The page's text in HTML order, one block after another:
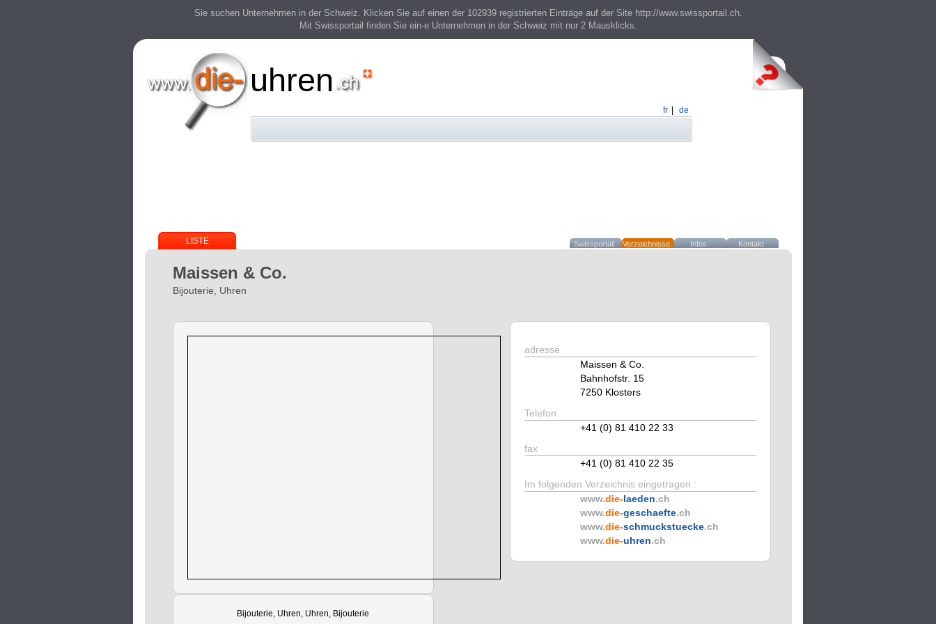
Sie suchen Unternehmen in der Schweiz. Klicken Sie auf einen der 102939 registrierten Einträge auf der Site http://www.swissportail.ch.
Mit Swissportail finden Sie ein-e Unternehmen in der Schweiz mit nur 2 Mausklicks.
uhren
fr de
LISTE Swissportail Verzeichnisse Infos Kontakt
Maissen & Co.
Bijouterie, Uhren
Bijouterie, Uhren, Uhren, Bijouterie
adresse
Maissen & Co.
Bahnhofstr. 15
7250 Klosters
Telefon
+41 (0) 81 410 22 33
fax
+41 (0) 81 410 22 35
Im folgenden Verzeichnis eingetragen :
www.die-laeden.ch
www.die-geschaefte.ch
www.die-schmuckstuecke.ch
www.die-uhren.ch